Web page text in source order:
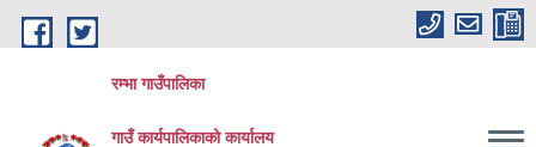
Skip to main content
रम्भा गाउँपालिका
गाउँ कार्यपालिकाको कार्यालय